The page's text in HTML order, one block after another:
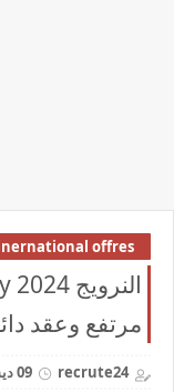
offres
مرتفع وعقد
recrute24 09 ديسمبر 2023